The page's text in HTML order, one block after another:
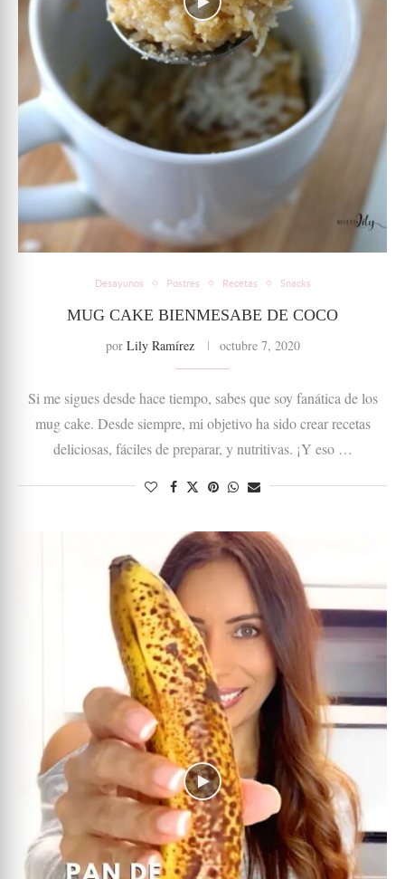
Desayunos Postres Recetas Snacks
MUG CAKE BIENMESABE DE COCO
por Lily Ramírez octubre 7, 2020
Si me sigues desde hace tiempo, sabes que soy fanática de los
mug cake. Desde siempre, mi objetivo ha sido crear recetas
deliciosas, fáciles de preparar, y nutritivas. ¡Y eso …